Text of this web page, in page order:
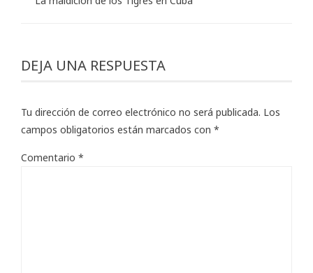
DEJA UNA RESPUESTA
Tu dirección de correo electrónico no será publicada. Los
campos obligatorios están marcados con *
Comentario *